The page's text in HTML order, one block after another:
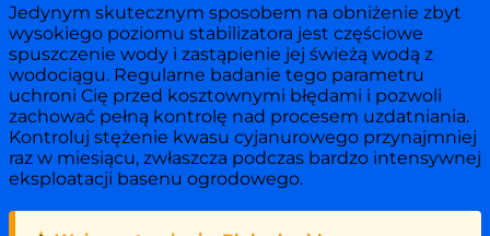
Jedynym skutecznym sposobem na obniżenie zbyt
wysokiego poziomu stabilizatora jest częściowe
spuszczenie wody i zastąpienie jej świeżą wodą z
wodociągu. Regularne badanie tego parametru
uchroni Cię przed kosztownymi błędami i pozwoli
zachować pełną kontrolę nad procesem uzdatniania.
Kontroluj stężenie kwasu cyjanurowego przynajmniej
raz w miesiącu, zwłaszcza podczas bardzo intensywnej
eksploatacji basenu ogrodowego.